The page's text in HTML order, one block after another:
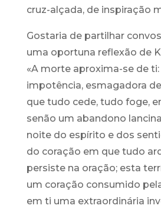
cruz-alçada, de inspiração
Gostaria de partilhar
uma oportuna reflexão de
«A morte aproxima-se de
impotência, esmagadora
que tudo cede, tudo foge,
senão um abandono
noite do espírito e dos
do coração em que tudo
persiste na oração; esta
um coração consumido
em ti uma extraordinária